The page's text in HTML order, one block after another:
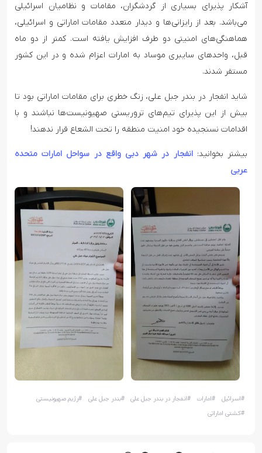
آشکار پذیرای بسیاری از گردشگران، مقامات و نظامیان اسرائیلی
می‌باشد. بعد از رایزانی‌ها و دیدار متعدد مقامات اماراتی و اسرائیلی،
هماهنگی‌های امنیتی دو طرف افزایش یافته است. کمتر از دو ماه
قبل، واحدهای سایبری موساد به امارات اعزام شده و در این کشور
مستقر شدند.
شاید انفجار در بندر جبل علی، زنگ خطری برای مقامات اماراتی بود تا
بیش از این پذیرای تیم‌های تروریستی صهیونیست‌ها نباشند و با
اقدامات نسنجیده خود امنیت منطقه را تحت الشعاع قرار ندهند!
بیشتر بخوانید:انفجار در شهر دبی واقع در سواحل امارات متحده
عربی
#اسرائیل #امارات #انفجار در بندر جبل علی #بندر جبل علی #رژیم صهیونیستی
#کشتی اماراتی